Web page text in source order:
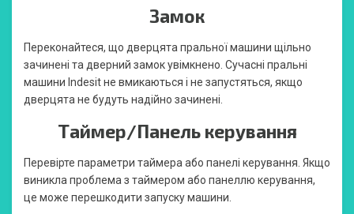
Замок
Переконайтеся, що дверцята пральної машини щільно
зачинені та дверний замок увімкнено. Сучасні пральні
машини Indesit не вмикаються і не запустяться, якщо
дверцята не будуть надійно зачинені.
Таймер/Панель керування
Перевірте параметри таймера або панелі керування. Якщо
виникла проблема з таймером або панеллю керування,
це може перешкодити запуску машини.